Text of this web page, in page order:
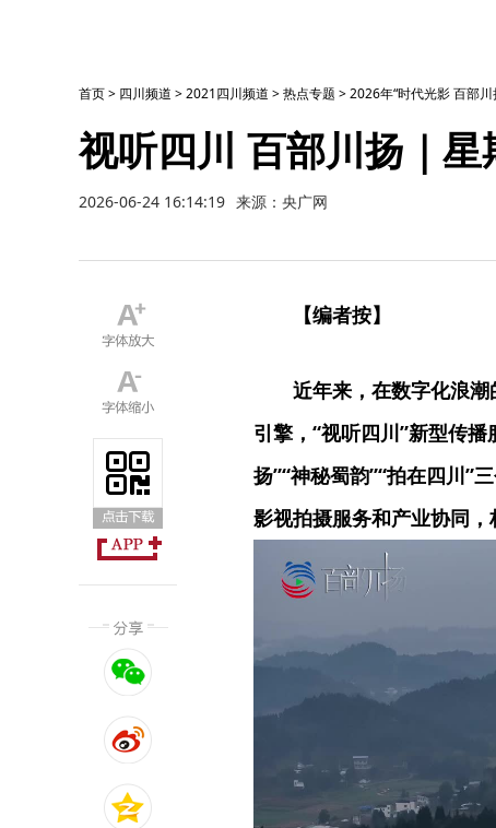
首页> 四川频道 >2021四川频道 >热点专题 >2026年“时代光影 百部
视听四川 百部川扬｜星
2026-06-24 16:14:19 来源：央广网
【编者按】
近年来，在数字化浪
引擎，“视听四川”新型传
扬”“神秘蜀韵”“拍在四川”
影视拍摄服务和产业协同，